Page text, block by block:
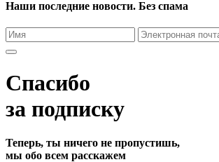
Наши последние новости. Без спама
Спасибо
за подписку
Теперь, ты ничего не пропустишь,
мы обо всем расскажем